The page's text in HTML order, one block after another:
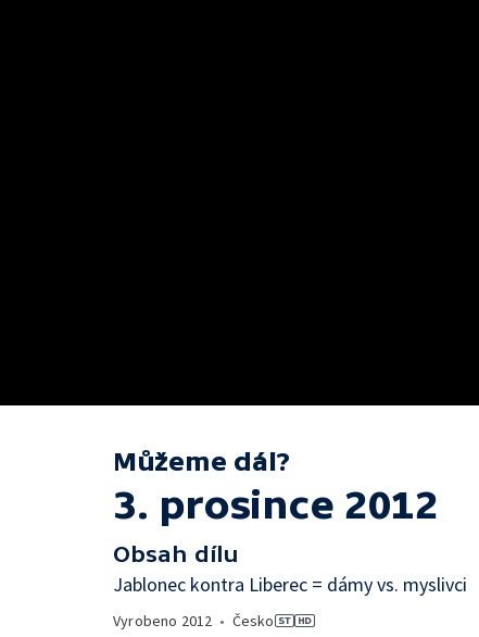
Můžeme dál?
3. prosince 2012
Obsah dílu
Jablonec kontra Liberec = dámy vs. myslivci
Vyrobeno 2012 • Česko